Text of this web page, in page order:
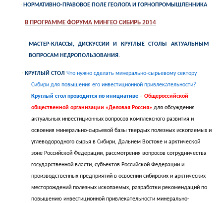
· НОРМАТИВНО-ПРАВОВОЕ ПОЛЕ ГЕОЛОГА И ГОРНОПРОМЫШЛЕННИКА
В ПРОГРАММЕ ФОРУМА МИНГЕО СИБИРЬ 2014
МАСТЕР-КЛАССЫ, ДИСКУССИИ И КРУГЛЫЕ СТОЛЫ
АКТУАЛЬНЫМ
ВОПРОСАМ НЕДРОПОЛЬЗОВАНИЯ.
· КРУГЛЫЙ СТОЛ Что нужно сделать минерально-сырьевому сектору
Сибири для повышения его инвестиционной привлекательности?
Круглый стол проводится по инициативе–Общероссийской
общественной организации «Деловая Россия» для обсуждения
актуальных инвестиционных вопросов комплексного развития и
освоения минерально-сырьевой базы твердых полезных ископаемых и
углеводородного сырья в Сибири, Дальнем Востоке и арктической
зоне Российской Федерации, рассмотрения вопросов сотрудничества
государственной власти, субъектов Российской Федерации и
производственных предприятий в освоении сибирских и арктических
месторождений полезных ископаемых, разработки рекомендаций по
повышению инвестиционной привлекательности минерально-